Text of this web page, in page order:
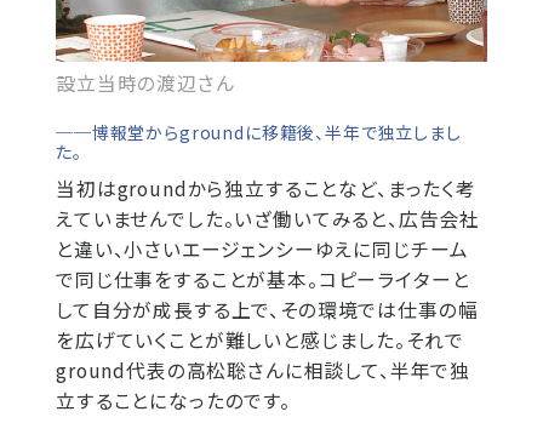
設立当時の渡辺さん
──博報堂からgroundに移籍後、半年で独立しまし
た。
当初はgroundから独立することなど、まったく考
えていませんでした。いざ働いてみると、広告会社
と違い、小さいエージェンシーゆえに同じチーム
で同じ仕事をすることが基本。コピーライターと
して自分が成長する上で、その環境では仕事の幅
を広げていくことが難しいと感じました。それで
ground代表の高松聡さんに相談して、半年で独
立することになったのです。